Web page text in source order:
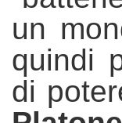
un
quindi
di